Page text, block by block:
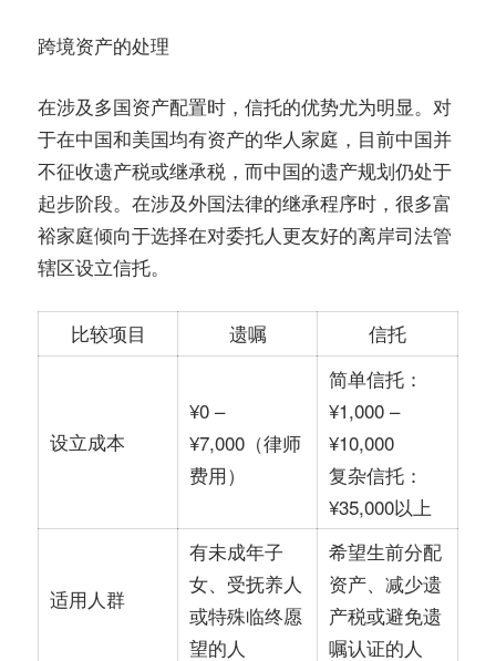
跨境资产的处理
在涉及多国资产配置时，信托的优势尤为明显。对
于在中国和美国均有资产的华人家庭，目前中国并
不征收遗产税或继承税，而中国的遗产规划仍处于
起步阶段。在涉及外国法律的继承程序时，很多富
裕家庭倾向于选择在对委托人更友好的离岸司法管
辖区设立信托。
比较项目 遗嘱 信托
设立成本
¥0 –
¥7,000（律师
费用）
简单信托：
¥1,000 –
¥10,000
复杂信托：
¥35,000以上
适用人群
有未成年子
女、受抚养人
或特殊临终愿
望的人
希望生前分配
资产、减少遗
产税或避免遗
嘱认证的人